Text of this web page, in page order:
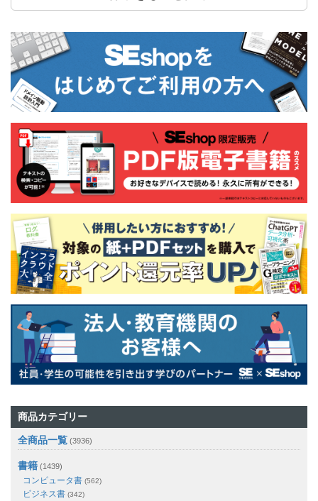
商品カテゴリー
全商品一覧 (3936)
書籍 (1439)
コンピュータ書 (562)
ビジネス書 (342)